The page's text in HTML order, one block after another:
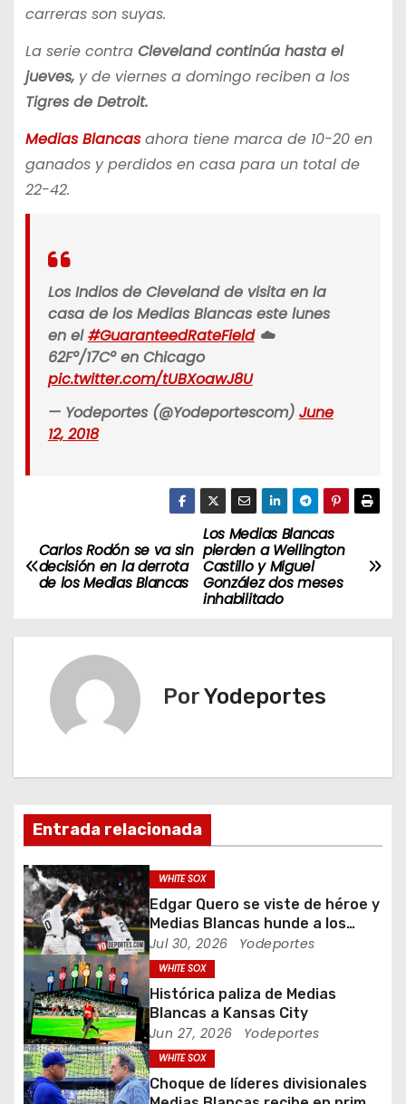
carreras son suyas.
La serie contra Cleveland continúa hasta el
jueves, y de viernes a domingo reciben a los
Tigres de Detroit.
Medias Blancasahora tiene marca de 10-20 en
ganados y perdidos en casa para un total de
22-42.
Los Indios de Cleveland de visita en la
casa de los Medias Blancas este lunes
en el#GuaranteedRateField☁️
62F°/17C° en Chicago
pic.twitter.com/tUBXoawJ8U
— Yodeportes (@Yodeportescom) June
12, 2018
N
a
c
i
ó
n
d
e
e
n
t
Los Medias Blancas
pierden a Wellington
Castillo y Miguel
González dos meses
inhabilitado
Carlos Rodón se va sin
decisión en la derrota
de los Medias Blancas
PorYodeportes
Entrada relacionada
WHITE SOX
Edgar Quero se viste de héroe y
Medias Blancas hunde a los
Yankees de Nueva York en doce
entradas
Jul 30, 2026 Yodeportes
WHITE SOX
Histórica paliza de Medias
Blancas a Kansas City
Jun 27, 2026 Yodeportes
WHITE SOX
Choque de líderes divisionales